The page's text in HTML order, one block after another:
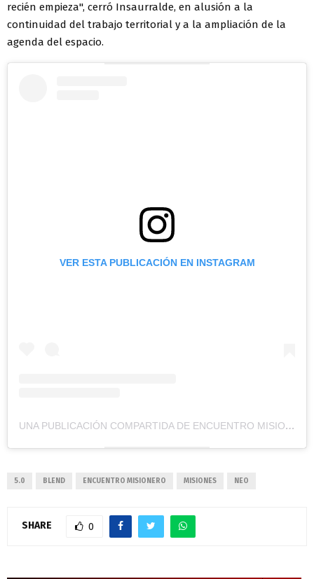
recién empieza", cerró Insaurralde, en alusión a la
continuidad del trabajo territorial y a la ampliación de la
agenda del espacio.
VER ESTA PUBLICACIÓN EN INSTAGRAM
UNA PUBLICACIÓN COMPARTIDA DE ENCUENTRO MISIONERO (@ENCUENTROMISIONERO)
5.0 BLEND ENCUENTRO MISIONERO MISIONES NEO
SHARE 0